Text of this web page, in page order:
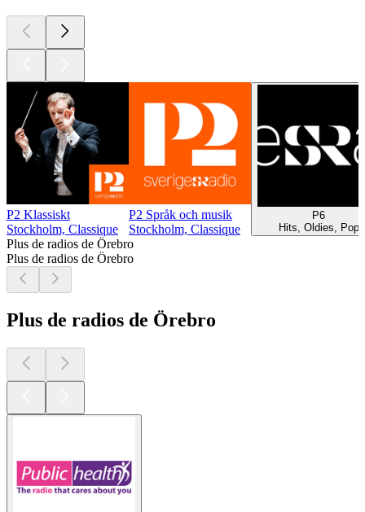
P2 Klassiskt
Stockholm, Classique
P2 Språk och musik
Stockholm, Classique
P6
Hits, Oldies, Pop
Plus de radios de Örebro
Plus de radios de Örebro
Plus de radios de Örebro